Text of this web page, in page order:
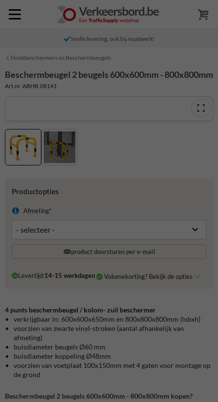
Snelle levering, ook bij maatwerk!
Hoekbeschermers en Beschermbeugels
Beschermbeugel 2 beugels 600x600mm - 800x800mm
Art.nr. ABHB.08141
Productopties
Afmeting*
product doorsturen per e-mail
Levertijd:14-15 werkdagen Volumekorting? Bekijk de opties
4 punts beschermbeugel / kolom- zuil beschermer
verkrijgbaar in: 600x600x650mm en 800x800x800mm (lxbxh)
voorzien van zwarte vinyl-stroken (aantal afhankelijk van
afmeting)
buisdiameter beugels Ø60 mm
buisdiameter koppeling Ø48mm
voorzien van voetplaat 100x150mm met 4 gaten voor montage op
de grond
Beschermbeugel 2 beugels 600x600mm - 800x800mm kopen?